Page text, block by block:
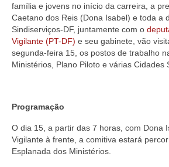
família e jovens no início da carreira, a
Caetano dos Reis (Dona Isabel) e toda a
Sindiserviços-DF, juntamente com o
Vigilante (PT-DF) e seu gabinete, vão
segunda-feira 15, os postos de trabalho
Ministérios, Plano Piloto e várias Cidades
Programação
O dia 15, a partir das 7 horas, com Dona
Vigilante à frente, a comitiva estará
Esplanada dos Ministérios.